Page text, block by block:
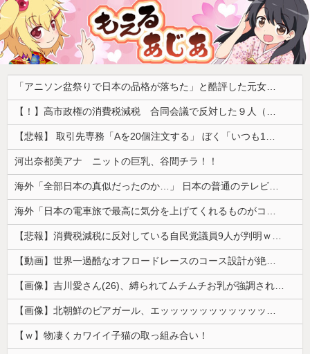
「アニソン盆祭りで日本の品格が落ちた」と酷評した元女優、「あんたが品格を語るのかよ！」と総ツッコミを食らってしまい……
【！】高市政権の消費税減税 合同会議で反対した９人（自民党議員）が晒されてしまうｗｗｗｗｗｗ
【悲報】 取引先専務「Aを20個注文する」 ぼく「いつも1～2個しか使わないけど本当に20であってる？」 取専「あってる」→結果『こう』なったんだが...
河出奈都美アナ ニットの巨乳、谷間チラ！！
海外「全部日本の真似だったのか…」 日本の普通のテレビ番組が最新SNSの数十年先を行っていたと話題に
海外「日本の電車旅で最高に気分を上げてくれるものがコレ！」→「分かるよ、凄くワクワクする・・・！」【海外の反応】
【悲報】消費税減税に反対している自民党議員9人が判明ｗｗｗｗｗｗ
【動画】世界一過酷なオフロードレースのコース設計が絶対におかしい（笑）
【画像】吉川愛さん(26)、縛られてムチムチお乳が強調されてしまう
【画像】北朝鮮のビアガール、エッッッッッッッッッッッッッッッッッ！
【ｗ】物凄くカワイイ子猫の取っ組み合い！